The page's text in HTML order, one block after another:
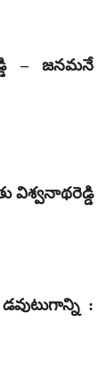
– జనమనే
విశ్వనాథరెడ్డి
: